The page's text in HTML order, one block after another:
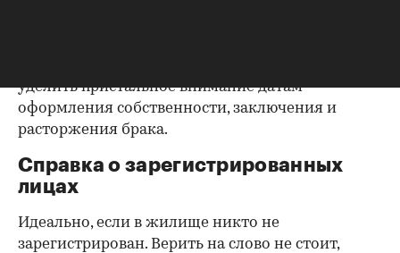
уделить пристальное внимание датам
оформления собственности, заключения и
расторжения брака.
Справка о зарегистрированных
лицах
Идеально, если в жилище никто не
зарегистрирован. Верить на слово не стоит,